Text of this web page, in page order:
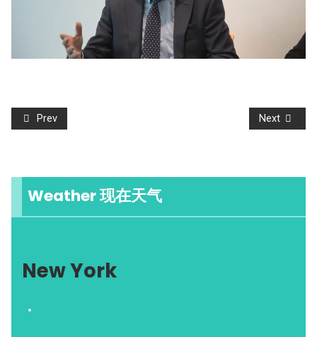
Prev Next
Weather 现在天气
New York